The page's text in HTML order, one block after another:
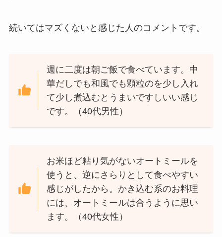
続いてはマズくないと感じた人のコメントです。
週に二度は朝ご飯で食べています。中
華だしでも和風でも顆粒のを少し入れ
て少し煮込むとうまいですしいい感じ
です。（40代男性）
お米ほど粘り気がないオートミールを
使うと、逆にさらりとして食べやすい
感じがしたから。かき込む系のお料理
には、オートミールは合うように思い
ます。（40代女性）